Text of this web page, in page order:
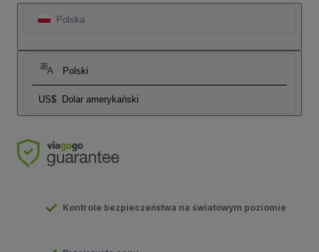
Polska
Polski
US$ Dolar amerykański
Kontrole bezpieczeństwa na światowym poziomie